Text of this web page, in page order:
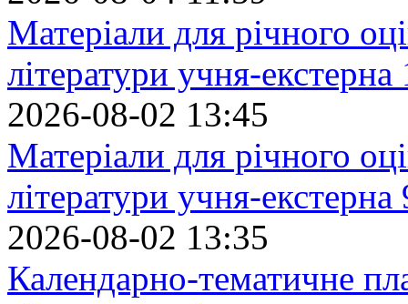
Матеріали для річного
літератури учня-екстерна
2026-08-02 13:45
Матеріали для річного
літератури учня-екстерна
2026-08-02 13:35
Календарно-тематичне